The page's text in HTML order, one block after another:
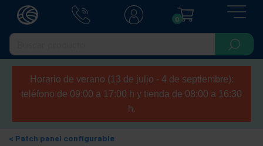
0
Horario de verano (13 de julio - 4 de septiembre):
teléfono de 09:00 a 17:00 h y tienda de 08:00 a 16:30
h.
Patch panel configurable